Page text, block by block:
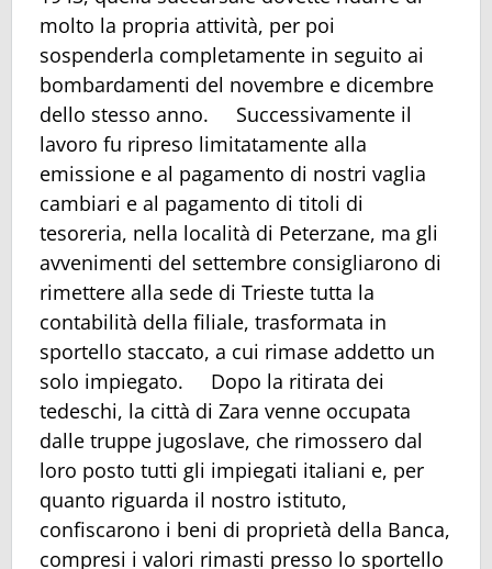
molto la propria attività, per poi
sospenderla completamente in seguito ai
bombardamenti del novembre e dicembre
dello stesso anno. Successivamente il
lavoro fu ripreso limitatamente alla
emissione e al pagamento di nostri vaglia
cambiari e al pagamento di titoli di
tesoreria, nella località di Peterzane, ma gli
avvenimenti del settembre consigliarono di
rimettere alla sede di Trieste tutta la
contabilità della filiale, trasformata in
sportello staccato, a cui rimase addetto un
solo impiegato. Dopo la ritirata dei
tedeschi, la città di Zara venne occupata
dalle truppe jugoslave, che rimossero dal
loro posto tutti gli impiegati italiani e, per
quanto riguarda il nostro istituto,
confiscarono i beni di proprietà della Banca,
compresi i valori rimasti presso lo sportello